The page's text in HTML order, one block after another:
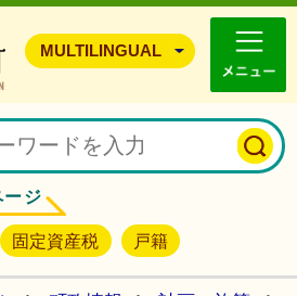
豊能町ホームページ
MULTILINGUAL
ージ
固定資産税 戸籍